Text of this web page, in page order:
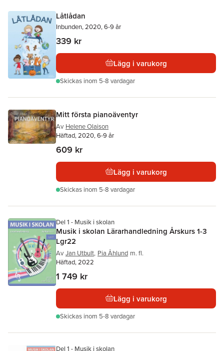
Låtlådan
Inbunden, 2020, 6-9 år
339 kr
Lägg i varukorg
Skickas inom 5-8 vardagar
Mitt första pianoäventyr
Av Helene Olaison
Häftad, 2020, 6-9 år
609 kr
Lägg i varukorg
Skickas inom 5-8 vardagar
Del 1 - Musik i skolan
Musik i skolan Lärarhandledning Årskurs 1-3
Lgr22
Av Jan Utbult, Pia Åhlund m. fl.
Häftad, 2022
1 749 kr
Lägg i varukorg
Skickas inom 5-8 vardagar
Del 1 - Musik i skolan